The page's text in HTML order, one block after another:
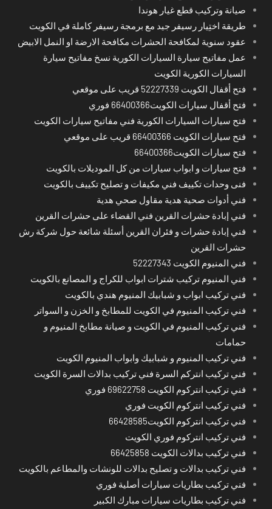
صيانة وتركيب قطع غيار هوندا
طريقة اختِيار رسيفر جيد مع برمجة رسيفر كاملة في الكويت
عقود سنوية لمكافحة الحشرات مكافحة الارضة او النمل الابيض
عمل مفاتيح سيارة السيارات الكورية نسخ مفاتيح سيارة
السيارات الكورية الكويت
فتح أقفال الكويت 52227339 قريب على موقعي
فتح أقفال سيارات الكويت66400366 فوري
فتح سيارات السيارات الكورية فني مفاتيح سيارات الكويت
فتح سيارات الكويت 66400366 قريب على موقعي
فتح سيارات الكويت66400366
فتح سيارات و ابواب سيارات من كل الموديلات بالكويت
فنى وحدات تكييف فني مكيفات و تصليح تكييف بالكويت
فني أدوات صحية هدية مقاول صحي هدية
فني إبادة حشرات القرين فني القضاء على حشرات القرين
فني إبادة حشرات و فئران القرين أسئلة شائعة حول شركة رش
حشرات القرين
فني المنيوم الكويت 52227343
فني المنيوم تركيب شترات ابواب للكراج و المصانع بالكويت
فني تركيب ابواب و شبابيك المنيوم هندي بالكويت
فني تركيب المنيوم في الكويت للمطابخ و الخزن و السواتر
فني تركيب المنيوم في الكويت و صيانة مطابخ المنيوم و
حمامات
فني تركيب المنيوم و شبابيك وابواب المنيوم الكويت
فني تركيب انتركم السرة فني تركيب بدالات السرة الكويت
فني تركيب انتركوم الكويت 69622758 فوري
فني تركيب انتركوم الكويت فوري
فني تركيب انتركوم الكويت66428585
فني تركيب انتركوم فوري الكويت
فني تركيب بدالات الكويت 66425858
فني تركيب بدالات و تصليح بدالات للونشات والمطاعم بالكويت
فني تركيب بطاريات سيارات أصلية فوري
فني تركيب بطاريات سيارات مبارك الكبير